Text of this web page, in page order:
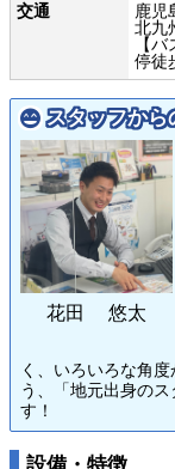
交通
鹿
北九
【
停徒
スタッフから
花田 悠太
く、いろいろな角
う、「地元出身の
す！